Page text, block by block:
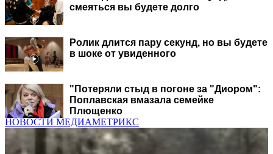
смеяться вы будете долго
Ролик длится пару секунд, но вы будете
в шоке от увиденного
"Потеряли стыд в погоне за "Диором":
Поплавская вмазала семейке
Плющенко
НОВОСТИ МЕДИАМЕТРИКС